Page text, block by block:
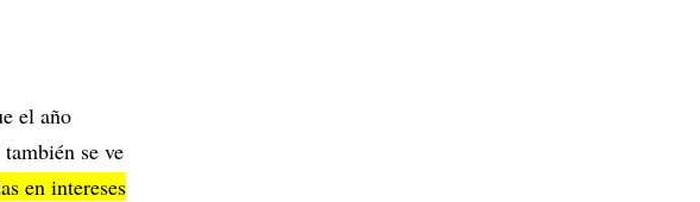
el año
se ve
en intereses